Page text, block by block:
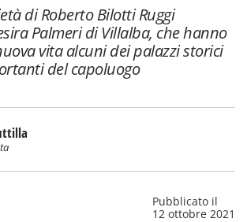
di Roberto Bilotti Ruggi
Palmeri di Villalba, che hanno
vita alcuni dei palazzi storici
del capoluogo
Pubblicato il
12 ottobre 2021